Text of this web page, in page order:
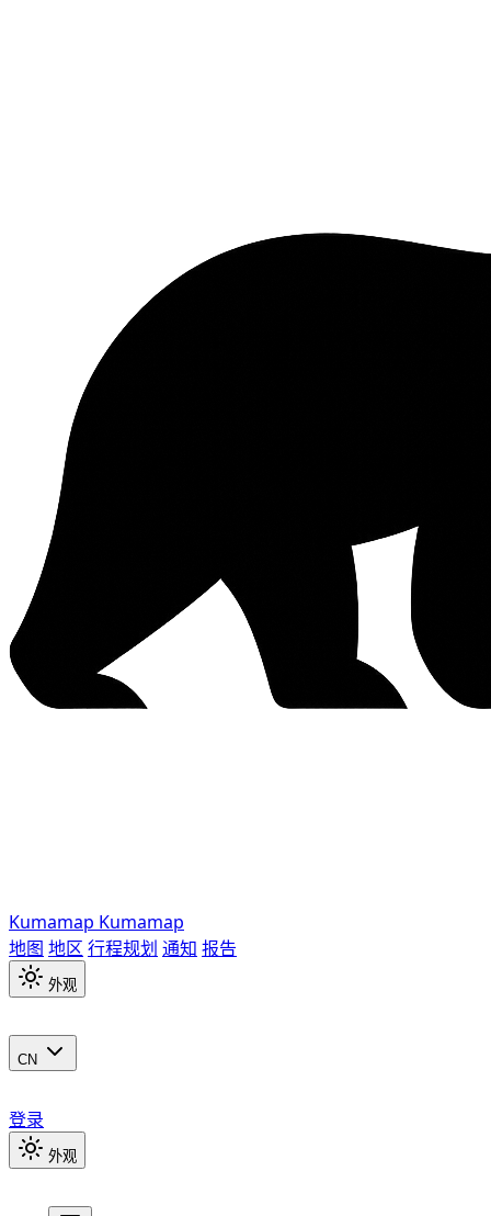
Kumamap Kumamap
地图 地区 行程规划 通知 报告
外观
CN
登录
外观